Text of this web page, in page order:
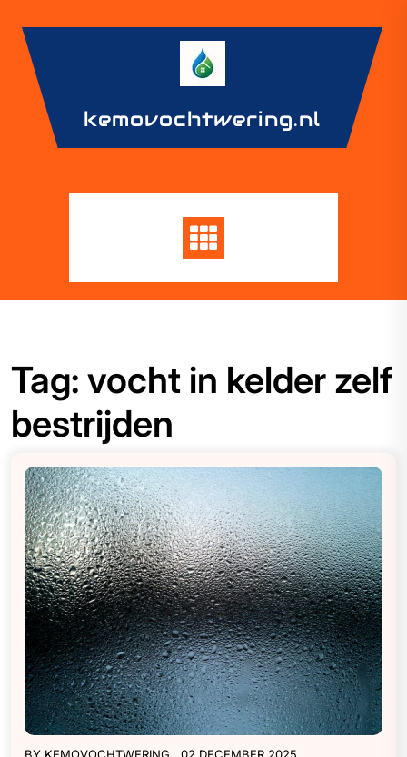
content
kemovochtwering.nl
Tag: vocht in kelder zelf
bestrijden
BY KEMOVOCHTWERING 02 DECEMBER 2025